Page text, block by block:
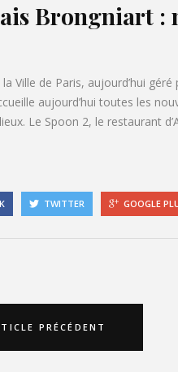
Brongniart :
Ville de Paris, aujourd’hui
aujourd’hui toutes les
Le Spoon 2, le restaurant
TWITTER GOOGLE
PRÉCÉDENT